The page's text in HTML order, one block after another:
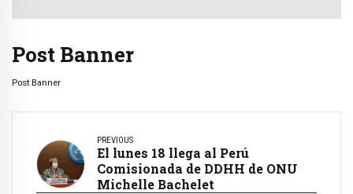
Post Banner
Post Banner
PREVIOUS
El lunes 18 llega al Perú
Comisionada de DDHH de ONU
Michelle Bachelet